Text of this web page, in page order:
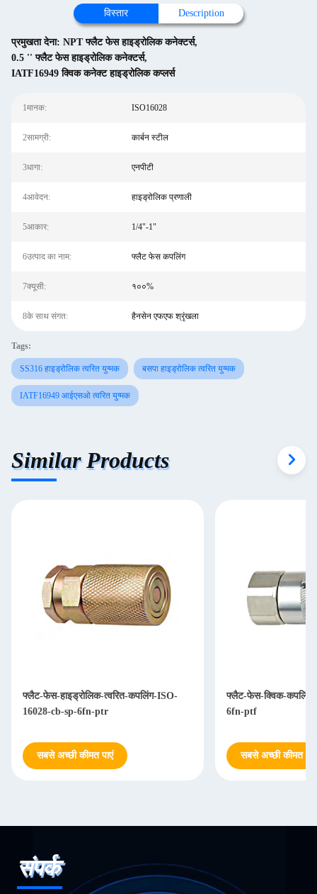
विस्तार Description
प्रमुखता देना: NPT फ्लैट फेस हाइड्रोलिक कनेक्टर्स,
0.5 '' फ्लैट फेस हाइड्रोलिक कनेक्टर्स,
IATF16949 क्विक कनेक्ट हाइड्रोलिक कप्लर्स
1मानक: ISO16028
2सामग्री: कार्बन स्टील
3धागा: एनपीटी
4आवेदन: हाइड्रोलिक प्रणाली
5आकार: 1/4"-1"
6उत्पाद का नाम: फ्लैट फेस कपलिंग
7क्यूसी: १००%
8के साथ संगत: हैनसेन एफएफ श्रृंखला
Tags:
SS316 हाइड्रोलिक त्वरित युग्मक बसपा हाइड्रोलिक त्वरित युग्मक
IATF16949 आईएसओ त्वरित युग्मक
Similar Products
फ्लैट-फेस-हाइड्रोलिक-त्वरित-कपलिंग-ISO-
16028-cb-sp-6fn-ptr
सबसे अच्छी कीमत पाएं
फ्लैट-फेस-क्विक-
6fn-ptf
सबसे अच्छी कीमत पाएं
संपर्क